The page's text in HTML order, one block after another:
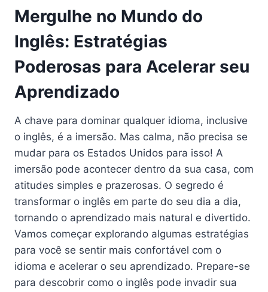
Mergulhe no Mundo do
Inglês: Estratégias
Poderosas para Acelerar seu
Aprendizado
A chave para dominar qualquer idioma, inclusive
o inglês, é a imersão. Mas calma, não precisa se
mudar para os Estados Unidos para isso! A
imersão pode acontecer dentro da sua casa, com
atitudes simples e prazerosas. O segredo é
transformar o inglês em parte do seu dia a dia,
tornando o aprendizado mais natural e divertido.
Vamos começar explorando algumas estratégias
para você se sentir mais confortável com o
idioma e acelerar o seu aprendizado. Prepare-se
para descobrir como o inglês pode invadir sua